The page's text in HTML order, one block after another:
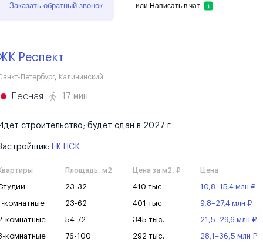
Заказать обратный звонок или Написать в чат
Респект
Петербург, Калининский
Лесная 17 мин.
строительство; будет сдан в 2027 г.
ГК ПСК
Площадь, м2 Цена за м2, ₽ Цена
23-32 410 тыс. 10,8–15,4 млн ₽
комнатные 23-62 401 тыс. 9,8–27,4 млн ₽
комнатные 54-72 345 тыс. 21,5–29,6 млн ₽
комнатные 76-100 292 тыс. 28,1–36,5 млн ₽